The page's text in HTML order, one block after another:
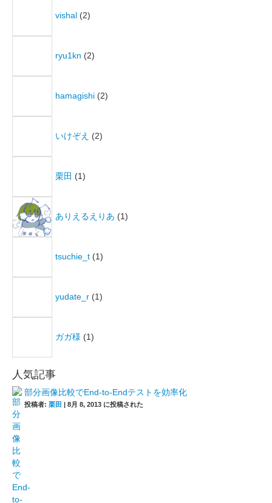
vishal (2)
ryu1kn (2)
hamagishi (2)
いけぞえ (2)
栗田 (1)
ありえるえりあ (1)
tsuchie_t (1)
yudate_r (1)
ガガ様 (1)
人気記事
部分画像比較でEnd-to-Endテストを効率化
投稿者: 栗田 | 8月 8, 2013 に投稿された